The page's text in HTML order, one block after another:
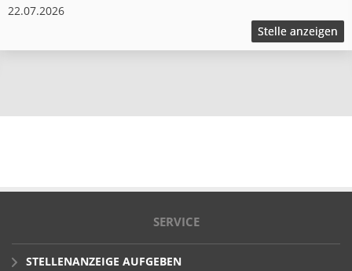
22.07.2026
Stelle anzeigen
SERVICE
STELLENANZEIGE AUFGEBEN